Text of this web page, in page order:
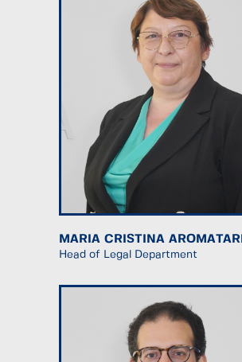
MARIA CRISTINA
Head of Legal Department